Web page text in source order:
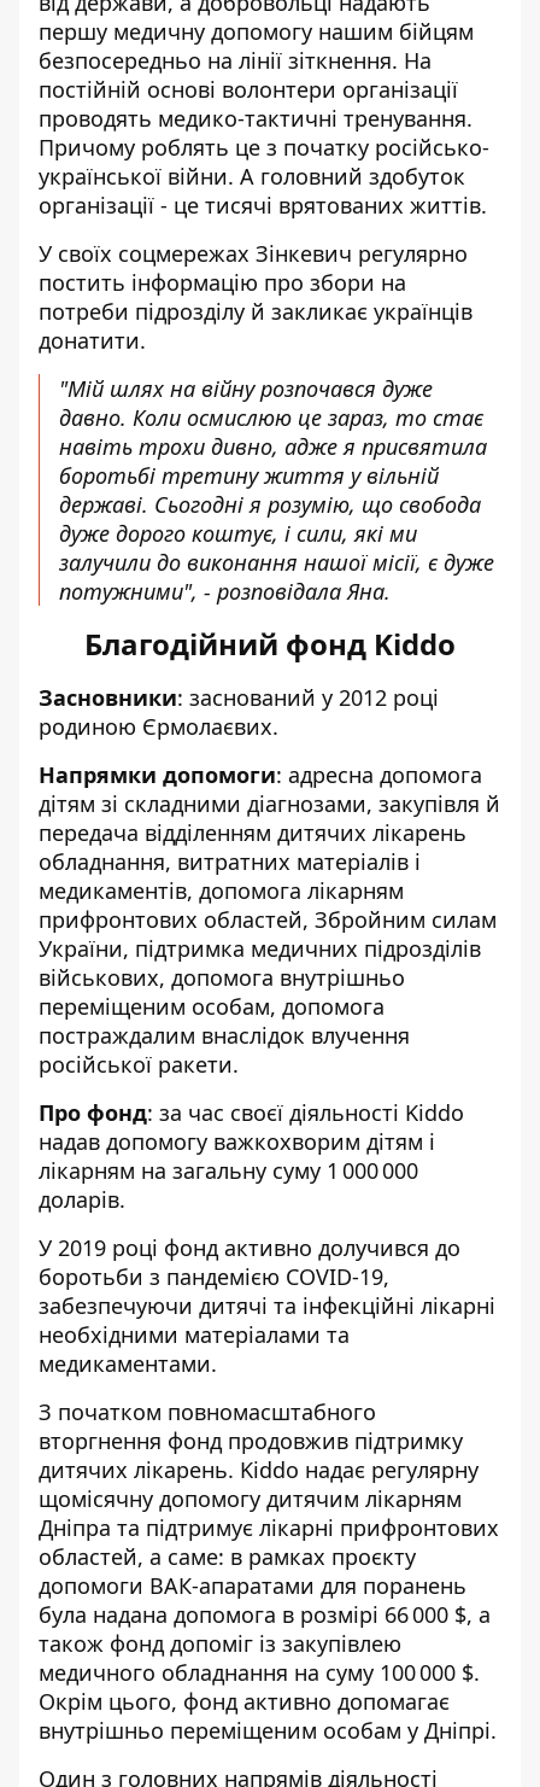
першу медичну допомогу нашим бійцям
безпосередньо на лінії зіткнення. На
постійній основі волонтери організації
проводять медико-тактичні тренування.
Причому роблять це з початку російсько-
української війни. А головний здобуток
організації - це тисячі врятованих життів.
У своїх соцмережах Зінкевич регулярно
постить інформацію про збори на
потреби підрозділу й закликає українців
донатити.
"Мій шлях на війну розпочався дуже
давно. Коли осмислюю це зараз, то стає
навіть трохи дивно, адже я присвятила
боротьбі третину життя у вільній
державі. Сьогодні я розумію, що свобода
дуже дорого коштує, і сили, які ми
залучили до виконання нашої місії, є дуже
потужними", - розповідала Яна.
Благодійний фонд Kiddo
Засновники: заснований у 2012 році
родиною Єрмолаєвих.
Напрямки допомоги: адресна допомога
дітям зі складними діагнозами, закупівля й
передача відділенням дитячих лікарень
обладнання, витратних матеріалів і
медикаментів, допомога лікарням
прифронтових областей, Збройним силам
України, підтримка медичних підрозділів
військових, допомога внутрішньо
переміщеним особам, допомога
постраждалим внаслідок влучення
російської ракети.
Про фонд: за час своєї діяльності Kiddo
надав допомогу важкохворим дітям і
лікарням на загальну суму 1 000 000
доларів.
У 2019 році фонд активно долучився до
боротьби з пандемією COVID-19,
забезпечуючи дитячі та інфекційні лікарні
необхідними матеріалами та
медикаментами.
З початком повномасштабного
вторгнення фонд продовжив підтримку
дитячих лікарень. Kiddo надає регулярну
щомісячну допомогу дитячим лікарням
Дніпра та підтримує лікарні прифронтових
областей, а саме: в рамках проєкту
допомоги ВАК-апаратами для поранень
була надана допомога в розмірі 66 000 $, а
також фонд допоміг із закупівлею
медичного обладнання на суму 100 000 $.
Окрім цього, фонд активно допомагає
внутрішньо переміщеним особам у Дніпрі.
Один з головних напрямів діяльності